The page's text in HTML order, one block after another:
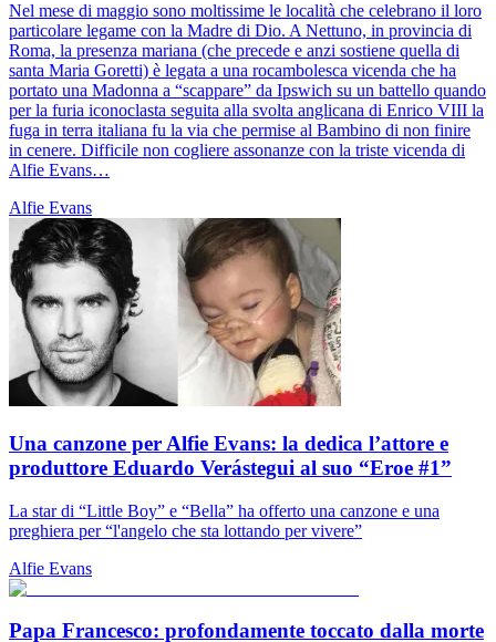
Nel mese di maggio sono moltissime le località che celebrano il loro
particolare legame con la Madre di Dio. A Nettuno, in provincia di
Roma, la presenza mariana (che precede e anzi sostiene quella di
santa Maria Goretti) è legata a una rocambolesca vicenda che ha
portato una Madonna a “scappare” da Ipswich su un battello quando
per la furia iconoclasta seguita alla svolta anglicana di Enrico VIII la
fuga in terra italiana fu la via che permise al Bambino di non finire
in cenere. Difficile non cogliere assonanze con la triste vicenda di
Alfie Evans…
Alfie Evans
Una canzone per Alfie Evans: la dedica l’attore e
produttore Eduardo Verástegui al suo “Eroe #1”
La star di “Little Boy” e “Bella” ha offerto una canzone e una
preghiera per “l'angelo che sta lottando per vivere”
Alfie Evans
Papa Francesco: profondamente toccato dalla morte